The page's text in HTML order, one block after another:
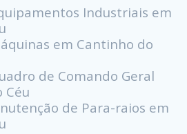
Industriais em
em Cantinho do
de Comando Geral
Céu
de Para-raios em